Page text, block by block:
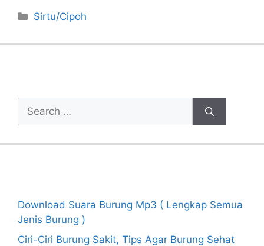
Categories
Sirtu/Cipoh
Search
for:
Download Suara Burung Mp3 ( Lengkap Semua
Jenis Burung )
Ciri-Ciri Burung Sakit, Tips Agar Burung Sehat